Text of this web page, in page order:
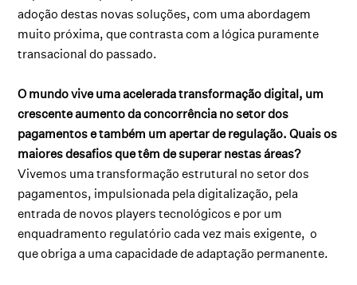
adoção destas novas soluções, com uma abordagem
muito próxima, que contrasta com a lógica puramente
transacional do passado.
O mundo vive uma acelerada transformação digital, um
crescente aumento da concorrência no setor dos
pagamentos e também um apertar de regulação. Quais os
maiores desafios que têm de superar nestas áreas?
Vivemos uma transformação estrutural no setor dos
pagamentos, impulsionada pela digitalização, pela
entrada de novos players tecnológicos e por um
enquadramento regulatório cada vez mais exigente, o
que obriga a uma capacidade de adaptação permanente.